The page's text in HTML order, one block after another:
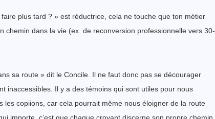
plus tard ? » est réductrice, cela ne touche que ton métier
chemin dans la vie (ex. de reconversion professionnelle vers 30-
sa route » dit le Concile. Il ne faut donc pas se décourager
inaccessibles. Il y a des témoins qui sont utiles pour nous
copiions, car cela pourrait même nous éloigner de la route